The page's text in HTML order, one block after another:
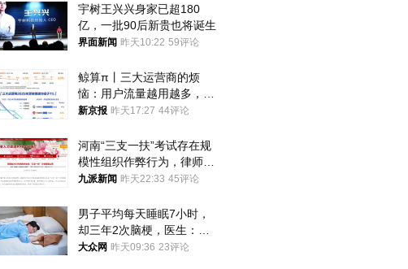
宇树王兴兴身家已超180
亿，一批90后新贵也将诞生
界面新闻 昨天10:22 59评论
鲸算π丨三大运营商的烦
恼：用户流量越用越多，收
入却越来越少
新京报 昨天17:27 44评论
河南“三支一扶”考试存在规
模性组织作弊行为，律师：
涉嫌非法获取国家秘密罪等
九派新闻 昨天22:33 45评论
男子平均每天睡眠7小时，
却三年2次脑梗，医生：这
样睡觉更伤身
大众网 昨天09:36 23评论